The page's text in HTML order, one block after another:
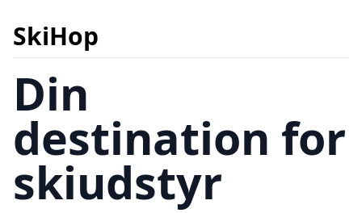
SkiHop
Din
destination for
skiudstyr